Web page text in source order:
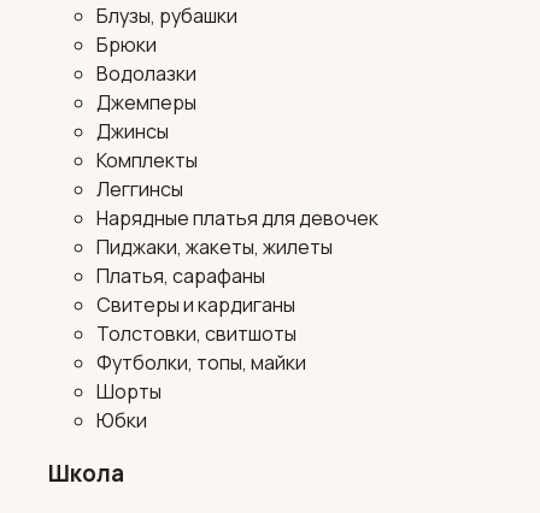
Блузы, рубашки
Брюки
Водолазки
Джемперы
Джинсы
Комплекты
Леггинсы
Нарядные платья для девочек
Пиджаки, жакеты, жилеты
Платья, сарафаны
Свитеры и кардиганы
Толстовки, свитшоты
Футболки, топы, майки
Шорты
Юбки
Школа